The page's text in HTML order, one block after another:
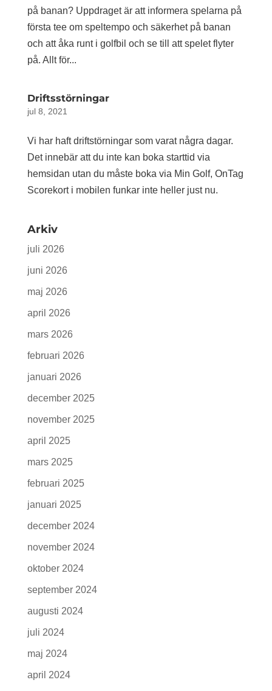
på banan? Uppdraget är att informera spelarna på
första tee om speltempo och säkerhet på banan
och att åka runt i golfbil och se till att spelet flyter
på. Allt för...
Driftsstörningar
jul 8, 2021
Vi har haft driftstörningar som varat några dagar.
Det innebär att du inte kan boka starttid via
hemsidan utan du måste boka via Min Golf, OnTag
Scorekort i mobilen funkar inte heller just nu.
Arkiv
juli 2026
juni 2026
maj 2026
april 2026
mars 2026
februari 2026
januari 2026
december 2025
november 2025
april 2025
mars 2025
februari 2025
januari 2025
december 2024
november 2024
oktober 2024
september 2024
augusti 2024
juli 2024
maj 2024
april 2024